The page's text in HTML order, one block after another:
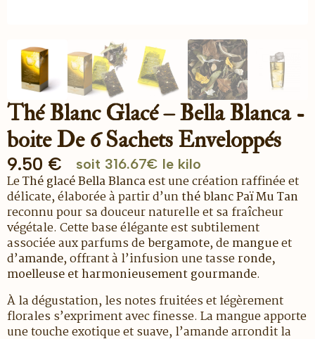
Thé Blanc Glacé – Bella Blanca -
boite De 6 Sachets Enveloppés
9.50 € soit 316.67€ le kilo
LeThé glacé Bella Blancaest une création raffinée et
délicate, élaborée à partir d’unthé blanc Paï Mu Tan
reconnu pour sa douceur naturelle et sa fraîcheur
végétale. Cette base élégante est subtilement
associée aux parfums debergamote, demangueet
d’amande, offrant à l’infusion une tasseronde,
moelleuse et harmonieusement gourmande.
À la dégustation, les notes fruitées et légèrement
florales s’expriment avec finesse. La mangue apporte
une touche exotique et suave, l’amande arrondit la